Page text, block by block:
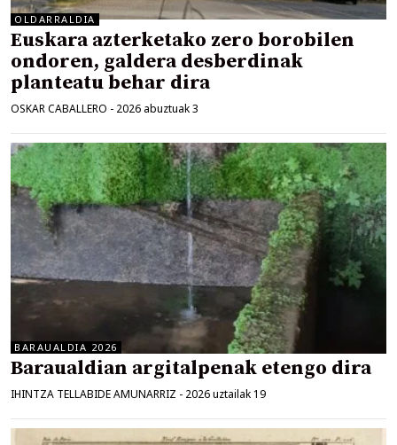
OLDARRALDIA
Euskara azterketako zero borobilen
ondoren, galdera desberdinak
planteatu behar dira
OSKAR CABALLERO - 2026 abuztuak 3
BARAUALDIA 2026
Baraualdian argitalpenak etengo dira
IHINTZA TELLABIDE AMUNARRIZ - 2026 uztailak 19